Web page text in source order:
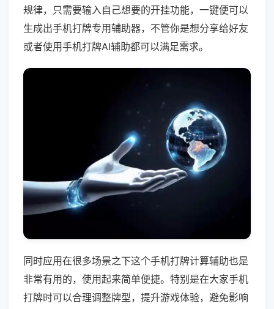
规律，只需要输入自己想要的开挂功能，一键便可以
生成出手机打牌专用辅助器，不管你是想分享给好友
或者使用手机打牌AI辅助都可以满足需求。
同时应用在很多场景之下这个手机打牌计算辅助也是
非常有用的，使用起来简单便捷。特别是在大家手机
打牌时可以合理调整牌型，提升游戏体验，避免影响